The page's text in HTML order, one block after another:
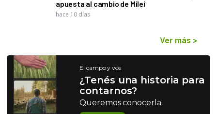
apuesta al cambio de Milei
hace 10 días
Ver más >
El campo y vos
¿Tenés una historia para
contarnos?
Queremos conocerla